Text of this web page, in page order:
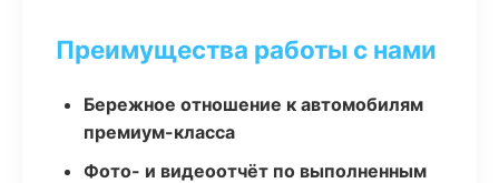
Преимущества работы с нами
Бережное отношение к автомобилям
премиум-класса
Фото- и видеоотчёт по выполненным